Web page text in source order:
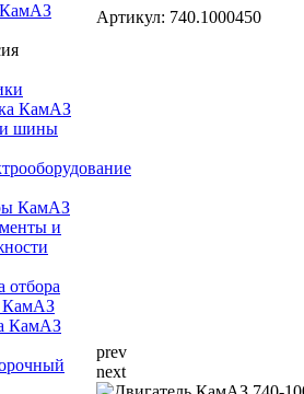
КамАЗ
КамАЗ
и шины
КамАЗ
и
отбора
КамАЗ
КамАЗ
Артикул: 740.1000450
prev
next